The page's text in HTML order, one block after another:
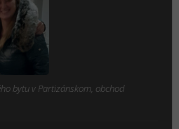
bytu v Partizánskom, obchod